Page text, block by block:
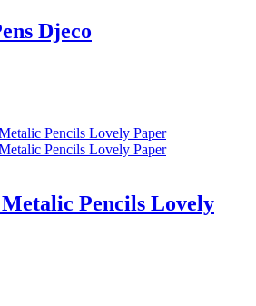
Djeco
Pencils Lovely